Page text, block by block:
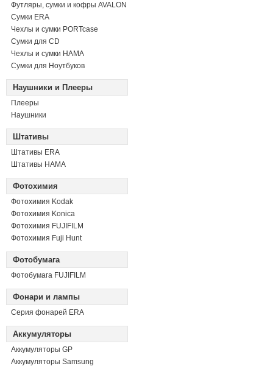
Футляры, сумки и кофры AVALON
Сумки ERA
Чехлы и сумки PORTcase
Сумки для CD
Чехлы и сумки HAMA
Сумки для Ноутбуков
Наушники и Плееры
Плееры
Наушники
Штативы
Штативы ERA
Штативы HAMA
Фотохимия
Фотохимия Kodak
Фотохимия Konica
Фотохимия FUJIFILM
Фотохимия Fuji Hunt
Фотобумага
Фотобумага FUJIFILM
Фонари и лампы
Серия фонарей ERA
Аккумуляторы
Аккумуляторы GP
Аккумуляторы Samsung